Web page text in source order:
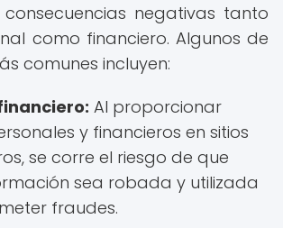
negativas tanto
como financiero. Algunos de
comunes incluyen:
Al proporcionar
y financieros en sitios
se corre el riesgo de que
sea robada y utilizada
fraudes.